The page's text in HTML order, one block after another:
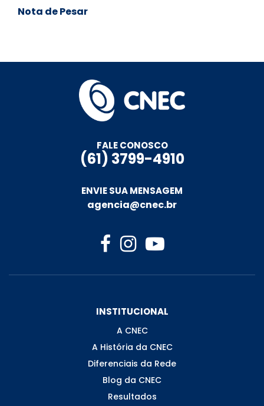
Nota de Pesar
FALE CONOSCO
(61) 3799-4910
ENVIE SUA MENSAGEM
agencia@cnec.br
INSTITUCIONAL
A CNEC
A História da CNEC
Diferenciais da Rede
Blog da CNEC
Resultados